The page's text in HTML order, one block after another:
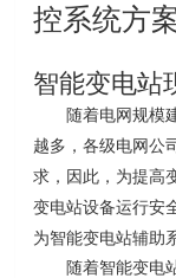
控系统方
智能变电站
随着电网规模
越多，各级电网公
求，因此，为提高
变电站设备运行安
为智能变电站辅助
随着智能变电